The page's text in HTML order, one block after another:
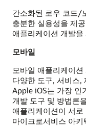
간소화된 로우 코드/
충분한 실용성을 제
애플리케이션 개발을
모바일
모바일 애플리케이
다양한 도구, 서비스
Apple iOS는 가장 인
개발 도구 및 방법론
애플리케이션이 서
마이크로서비스 아